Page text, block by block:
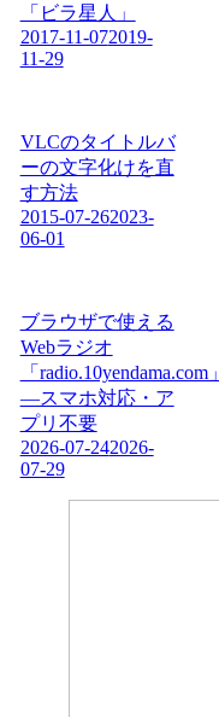
「ビラ星人」
2017-11-072019-
11-29
VLCのタイトルバ
ーの文字化けを直
す方法
2015-07-262023-
06-01
ブラウザで使える
Webラジオ
「radio.10yendama.com」
―スマホ対応・ア
プリ不要
2026-07-242026-
07-29